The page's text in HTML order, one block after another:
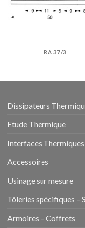
RA 37/3
Dissipateurs
Etude Thermique
Interfaces Thermiques
Accessoires
Usinage sur mesure
Tôleries spécifiques –
Armoires – Coffrets